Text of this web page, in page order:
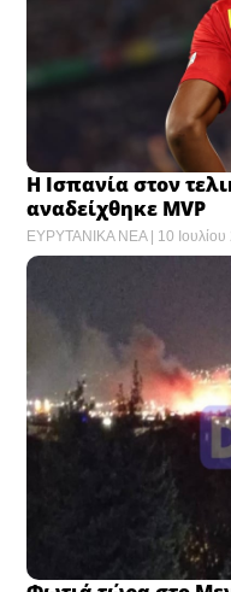
Η Ισπανία στον
αναδείχθηκε MVP
ΕΥΡΥΤΑΝΙΚΑ ΝΕΑ 10